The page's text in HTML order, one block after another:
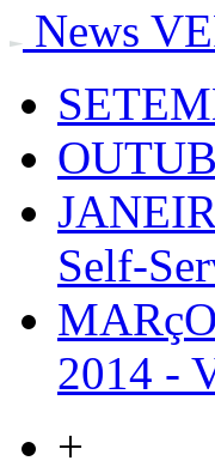
News
Self-
2014 -
+